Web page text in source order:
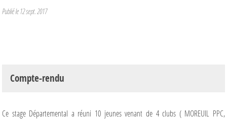
Publié le 12 sept. 2017
Compte-rendu
Ce stage Départemental a réuni 10 jeunes venant de 4 clubs ( MOREUIL PPC,